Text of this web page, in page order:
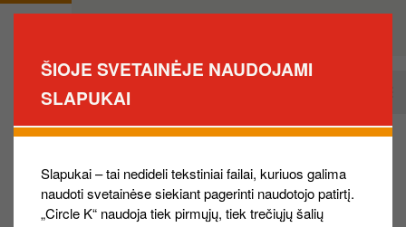
ŠIOJE SVETAINĖJE NAUDOJAMI
SLAPUKAI
Slapukai – tai nedideli tekstiniai failai, kuriuos galima
naudoti svetainėse siekiant pagerinti naudotojo patirtį.
„Circle K“ naudoja tiek pirmųjų, tiek trečiųjų šalių
Pereiti
Main
Pardot form